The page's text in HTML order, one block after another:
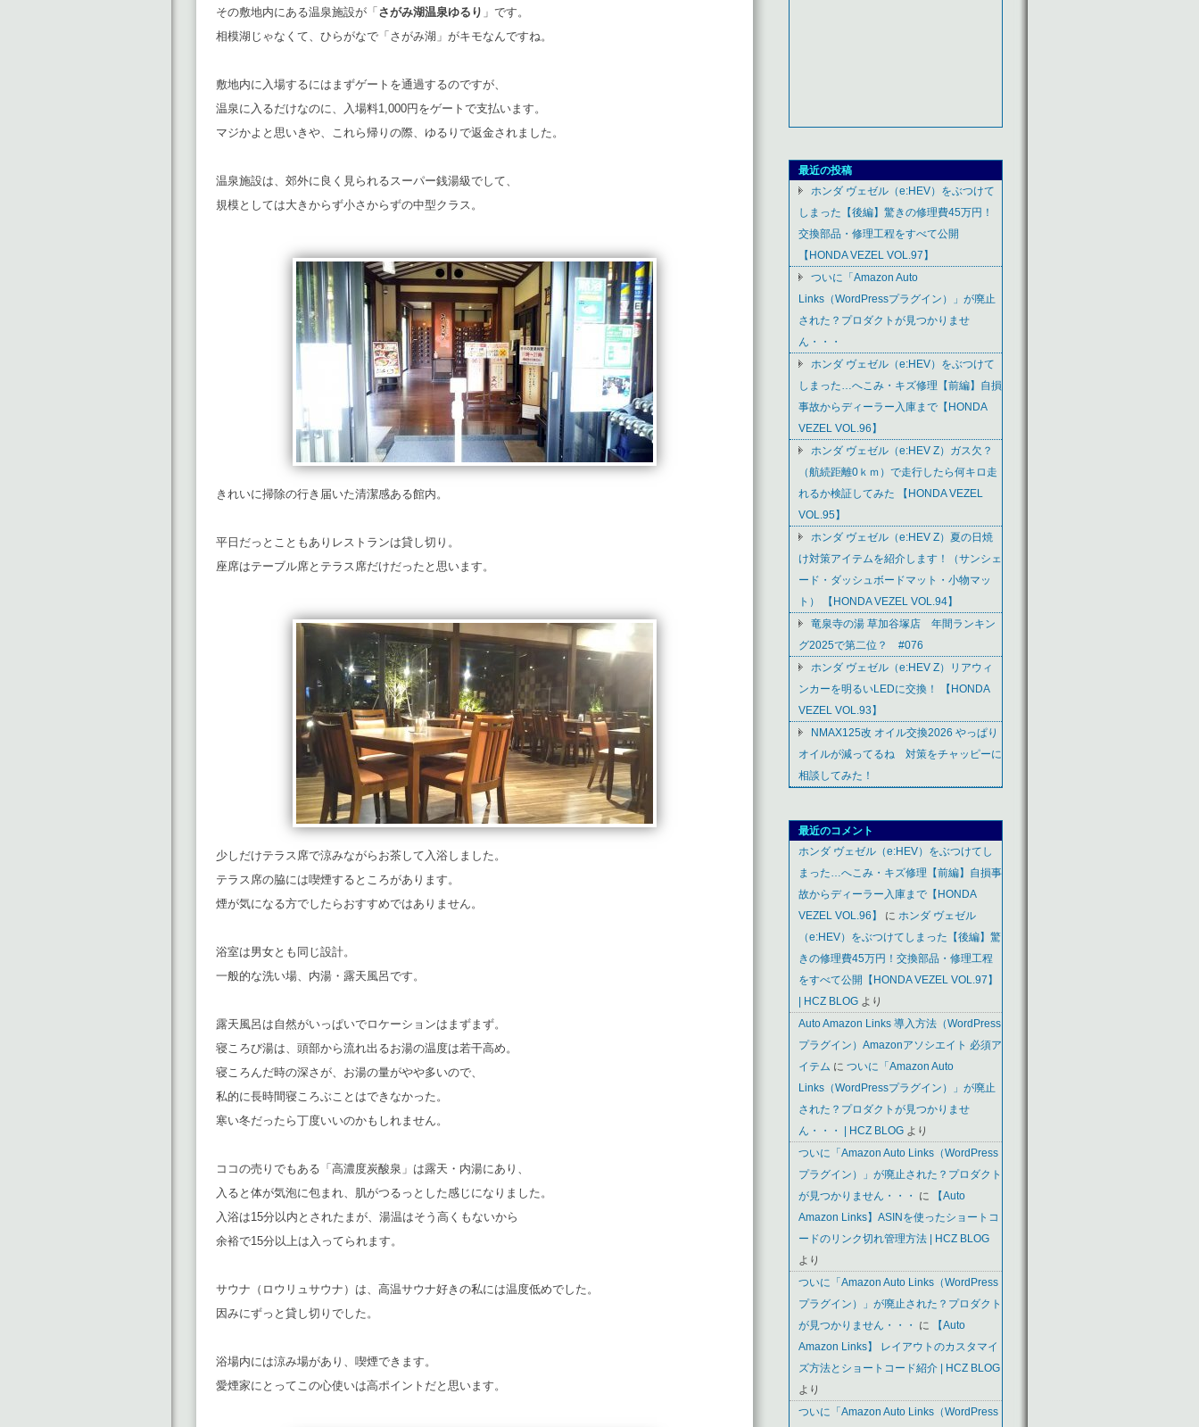
その敷地内にある温泉施設が「 さがみ湖温泉ゆるり 」です。
相模湖じゃなくて、ひらがなで「さがみ湖」がキモなんですね。
敷地内に入場するにはまずゲートを通過するのですが、
温泉に入るだけなのに、入場料1,000円をゲートで支払います。
マジかよと思いきや、これら帰りの際、ゆるりで返金されました。
温泉施設は、郊外に良く見られるスーパー銭湯級でして、
規模としては大きからず小さからずの中型クラス。
きれいに掃除の行き届いた清潔感ある館内。
平日だっとこともありレストランは貸し切り。
座席はテーブル席とテラス席だけだったと思います。
少しだけテラス席で涼みながらお茶して入浴しました。
テラス席の脇には喫煙するところがあります。
煙が気になる方でしたらおすすめではありません。
浴室は男女とも同じ設計。
一般的な洗い場、内湯・露天風呂です。
露天風呂は自然がいっぱいでロケーションはまずまず。
寝ころび湯は、頭部から流れ出るお湯の温度は若干高め。
寝ころんだ時の深さが、お湯の量がやや多いので、
私的に長時間寝ころぶことはできなかった。
寒い冬だったら丁度いいのかもしれません。
ココの売りでもある「高濃度炭酸泉」は露天・内湯にあり、
入ると体が気泡に包まれ、肌がつるっとした感じになりました。
入浴は15分以内とされたまが、湯温はそう高くもないから
余裕で15分以上は入ってられます。
サウナ（ロウリュサウナ）は、高温サウナ好きの私には温度低めでした。
因みにずっと貸し切りでした。
浴場内には涼み場があり、喫煙できます。
愛煙家にとってこの心使いは高ポイントだと思います。
最近の投稿
ホンダ ヴェゼル（e:HEV）をぶつけて
しまった【後編】驚きの修理費45万円！
交換部品・修理工程をすべて公開
【HONDA VEZEL VOL.97】
ついに「Amazon Auto
Links（WordPressプラグイン）」が廃止
された？プロダクトが見つかりませ
ん・・・
ホンダ ヴェゼル（e:HEV）をぶつけて
しまった…へこみ・キズ修理【前編】自損
事故からディーラー入庫まで【HONDA
VEZEL VOL.96】
ホンダ ヴェゼル（e:HEV Z）ガス欠？
（航続距離0ｋｍ）で走行したら何キロ走
れるか検証してみた 【HONDA VEZEL
VOL.95】
ホンダ ヴェゼル（e:HEV Z）夏の日焼
け対策アイテムを紹介します！（サンシェ
ード・ダッシュボードマット・小物マッ
ト） 【HONDA VEZEL VOL.94】
竜泉寺の湯 草加谷塚店 年間ランキン
グ2025で第二位？ #076
ホンダ ヴェゼル（e:HEV Z）リアウィ
ンカーを明るいLEDに交換！ 【HONDA
VEZEL VOL.93】
NMAX125改 オイル交換2026 やっぱり
オイルが減ってるね 対策をチャッピーに
相談してみた！
最近のコメント
ホンダ ヴェゼル（e:HEV）をぶつけてし
まった…へこみ・キズ修理【前編】自損事
故からディーラー入庫まで【HONDA
VEZEL VOL.96】
に ホンダ ヴェゼル
（e:HEV）をぶつけてしまった【後編】驚
きの修理費45万円！交換部品・修理工程
をすべて公開【HONDA VEZEL VOL.97】
| HCZ BLOG より
Auto Amazon Links 導入方法（WordPress
プラグイン）Amazonアソシエイト 必須ア
イテム に ついに「Amazon Auto
Links（WordPressプラグイン）」が廃止
された？プロダクトが見つかりませ
ん・・・ | HCZ BLOG より
ついに「Amazon Auto Links（WordPress
プラグイン）」が廃止された？プロダクト
が見つかりません・・・
に
【Auto
Amazon Links】ASINを使ったショートコ
ードのリンク切れ管理方法 | HCZ BLOG
より
ついに「Amazon Auto Links（WordPress
プラグイン）」が廃止された？プロダクト
が見つかりません・・・
に
【Auto
Amazon Links】 レイアウトのカスタマイ
ズ方法とショートコード紹介 | HCZ BLOG
より
ついに「Amazon Auto Links（WordPress